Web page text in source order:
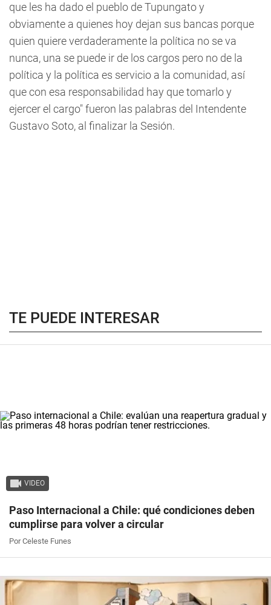
que les ha dado el pueblo de Tupungato y
obviamente a quienes hoy dejan sus bancas porque
quien quiere verdaderamente la política no se va
nunca, una se puede ir de los cargos pero no de la
política y la política es servicio a la comunidad, así
que con esa responsabilidad hay que tomarlo y
ejercer el cargo" fueron las palabras del Intendente
Gustavo Soto, al finalizar la Sesión.
TE PUEDE INTERESAR
VIDEO
Paso Internacional a Chile: qué condiciones deben
cumplirse para volver a circular
Por Celeste Funes